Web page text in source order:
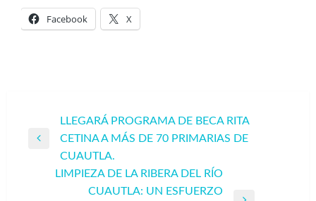
Facebook X
Navegación
de
entradas
LLEGARÁ PROGRAMA DE BECA RITA
CETINA A MÁS DE 70 PRIMARIAS DE
CUAUTLA.
LIMPIEZA DE LA RIBERA DEL RÍO
CUAUTLA: UN ESFUERZO